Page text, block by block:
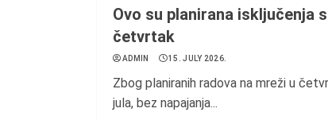
Ovo su planirana isključenja
četvrtak
ADMIN 15. JULY 2026.
Zbog planiranih radova na mreži u
jula, bez napajanja...